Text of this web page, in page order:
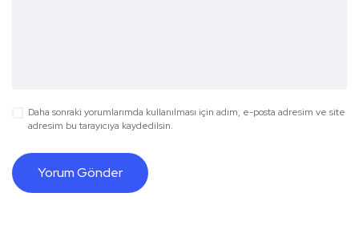
Daha sonraki yorumlarımda kullanılması için adım, e-posta adresim ve site
adresim bu tarayıcıya kaydedilsin.